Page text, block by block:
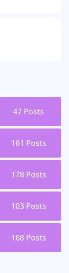
47 Posts
161 Posts
178 Posts
103 Posts
168 Posts